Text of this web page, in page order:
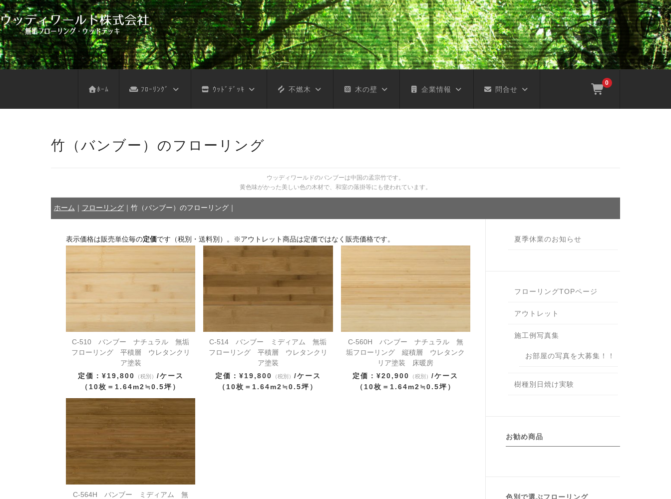
0
ﾎｰﾑ ﾌﾛｰﾘﾝｸﾞ ｳｯﾄﾞﾃﾞｯｷ
天然木注意事項
天然木お手入れ
人工木注意事項
人工木お手入れ
パネルデッキ
不燃木 木の壁 企業情報 問合せ
フローリング サンプル依頼
デッキ サンプル依頼
不燃木 サンプル依頼
木の壁 サンプル依頼
フローリング お見積り
ウッドデッキ お見積り
不燃木 お見積り
木の壁 お見積り
竹（バンブー）のフローリング
ウッディワールドのバンブーは中国の孟宗竹です。
黄色味がかった美しい色の木材で、和室の落掛等にも使われています。
ホーム ｜ フローリング｜ 竹（バンブー）のフローリング｜
表示価格は販売単位毎の定価です（税別・送料別）。※アウトレット商品は定価ではなく販売価格です。
C-510 バンブー ナチュラル 無垢
フローリング 平積層 ウレタンクリ
ア塗装
定価：¥19,800
（税別） /ケース
（10枚＝1.64m2≒0.5坪）
C-514 バンブー ミディアム 無垢
フローリング 平積層 ウレタンクリ
ア塗装
定価：¥19,800
（税別） /ケース
（10枚＝1.64m2≒0.5坪）
C-560H バンブー ナチュラル 無
垢フローリング 縦積層 ウレタンク
リア塗装 床暖房
定価：¥20,900
（税別）/ケース
（10枚＝1.64m2≒0.5坪）
C-564H バンブー ミディアム 無
夏季休業のお知らせ
フローリングTOPページ
アウトレット
施工例写真集
お部屋の写真を大募集！！
樹種別日焼け実験
お勧め商品
色別で選ぶフローリング